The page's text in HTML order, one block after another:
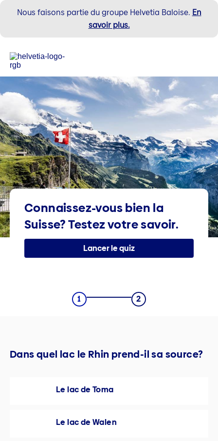
Nous faisons partie du groupe Helvetia Baloise. En
savoir plus.
Connaissez-vous bien la
Suisse? Testez votre savoir.
Lancer le quiz
Dans quel lac le Rhin prend-il sa source?
Le lac de Toma
Le lac de Walen